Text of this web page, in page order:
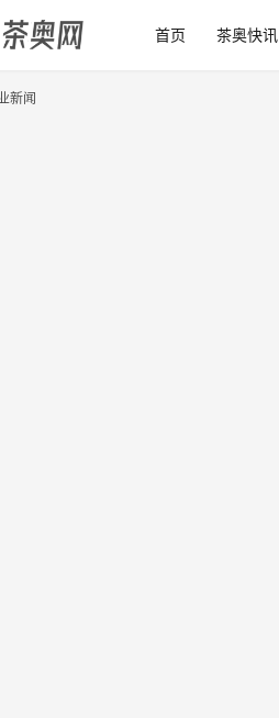
首页 茶奥快讯
新闻